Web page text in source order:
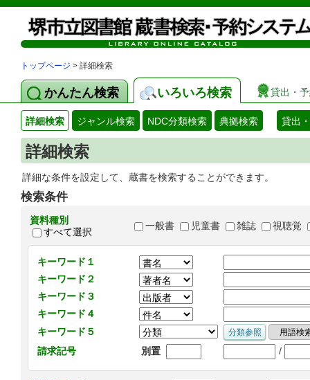
トップページ > 詳細検索
かんたん検索 いろいろ検索 貸出・
詳細検索 ジャンル検索 NDC分類検索 典拠検索 貸出
詳細検索
詳細な条件を設定して、蔵書を検索することができます。
検索条件
資料種別
すべて選択
一般書 児童書 雑誌 視聴覚
キーワード１
キーワード２
キーワード３
キーワード４
キーワード５
請求記号
別置 /